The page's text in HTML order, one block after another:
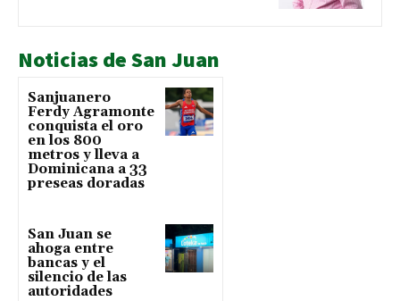
Noticias de San Juan
Sanjuanero
Ferdy Agramonte
conquista el oro
en los 800
metros y lleva a
Dominicana a 33
preseas doradas
San Juan se
ahoga entre
bancas y el
silencio de las
autoridades